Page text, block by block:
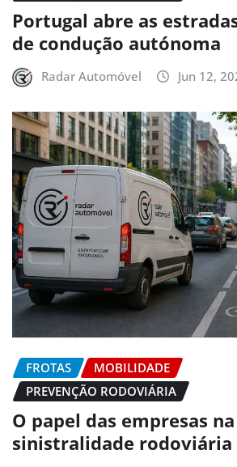
Portugal abre as
de condução autónoma
Radar Automóvel Jun 12,
FROTAS
MOBILIDADE
PREVENÇÃO RODOVIÁRIA
O papel das empresas
sinistralidade rodoviária